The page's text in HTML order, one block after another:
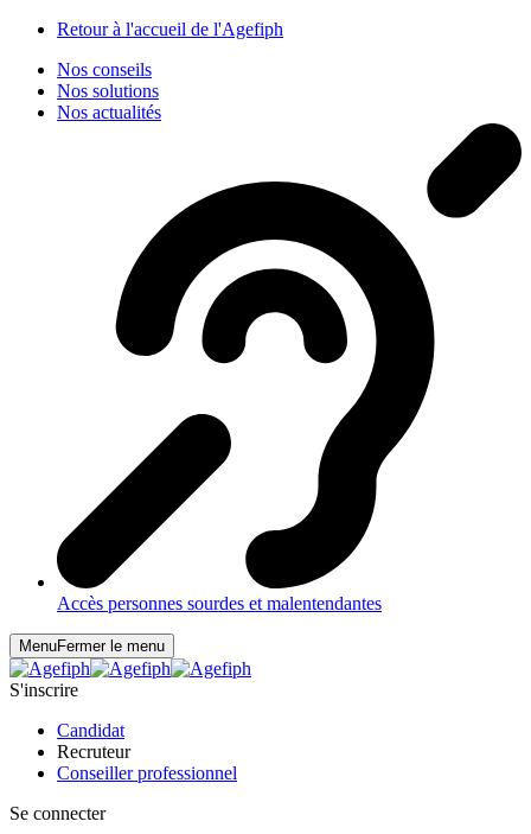
Retour à l'accueil de l'Agefiph
Nos conseils
Nos solutions
Nos actualités
Accès personnes sourdes et malentendantes
MenuFermer le menu
S'inscrire
Candidat
Recruteur
Conseiller professionnel
Se connecter